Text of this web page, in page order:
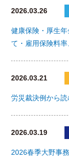
2026.03.26
健康保険・厚生
て・雇用保険料
2026.03.21
労災裁決例から
2026.03.19
2026春季大野事